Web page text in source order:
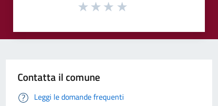
Contatta il comune
Leggi le domande frequenti